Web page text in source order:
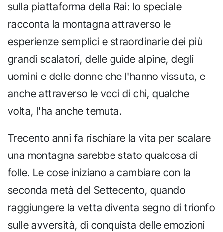
sulla piattaforma della Rai: lo speciale
racconta la montagna attraverso le
esperienze semplici e straordinarie dei più
grandi scalatori, delle guide alpine, degli
uomini e delle donne che l'hanno vissuta, e
anche attraverso le voci di chi, qualche
volta, l'ha anche temuta.
Trecento anni fa rischiare la vita per scalare
una montagna sarebbe stato qualcosa di
folle. Le cose iniziano a cambiare con la
seconda metà del Settecento, quando
raggiungere la vetta diventa segno di trionfo
sulle avversità, di conquista delle emozioni